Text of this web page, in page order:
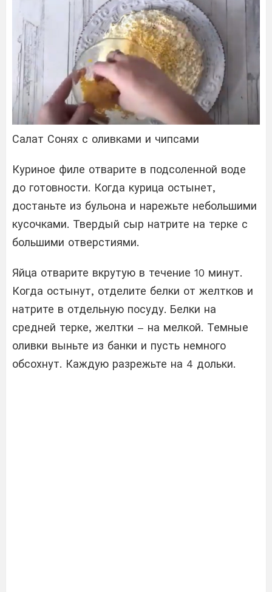
Салат Сонях с оливками и чипсами
Куриное филе отварите в подсоленной воде
до готовности. Когда курица остынет,
достаньте из бульона и нарежьте небольшими
кусочками. Твердый сыр натрите на терке с
большими отверстиями.
Яйца отварите вкрутую в течение 10 минут.
Когда остынут, отделите белки от желтков и
натрите в отдельную посуду. Белки на
средней терке, желтки – на мелкой. Темные
оливки выньте из банки и пусть немного
обсохнут. Каждую разрежьте на 4 дольки.